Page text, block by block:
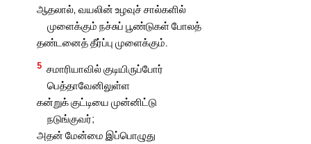
ஆதலால், வயலின் உழவுச் சால்களில்
முளைக்கும் நச்சுப் பூண்டுகள் போலத்
தண்டனைத் தீர்ப்பு முளைக்கும்.
5 சமாரியாவில் குடியிருப்போர்
பெத்தாவேனிலுள்ள
கன்றுக் குட்டியை முன்னிட்டு
நடுங்குவர்;
அதன் மேன்மை இப்பொழுது